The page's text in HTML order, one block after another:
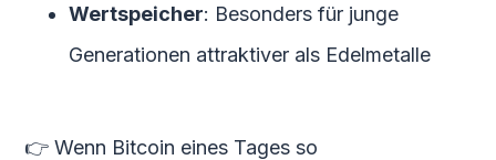
Wertspeicher: Besonders für junge
Generationen attraktiver als Edelmetalle
👉 Wenn Bitcoin eines Tages so